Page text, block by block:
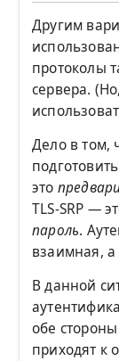
Другим
протоколы
сервера.
Дело в том,
это
TLS-SRP —
пароль.
взаимная, а
В данной
обе
приходят к